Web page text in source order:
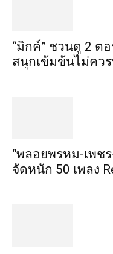
“มิกค์” ชวนดู 2 ต
สนุกเข้มข้นไม่คว
“พลอยพรหม-เพช
จัดหนัก 50 เพลง